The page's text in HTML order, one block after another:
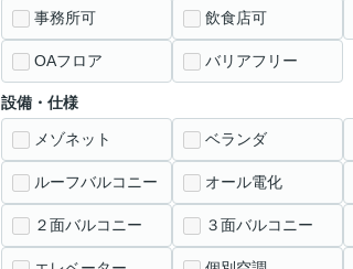
事務所可 飲食店可
OAフロア バリアフリー
設備・仕様
メゾネット ベランダ
ルーフバルコニー オール電化
２面バルコニー ３面バルコニー